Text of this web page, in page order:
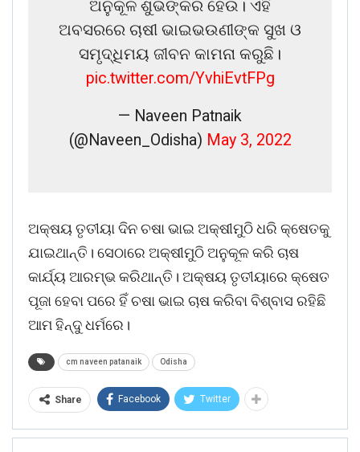
ଅନୁକୂଳ ଶୁଭଙ୍କର ହେଉ। ଏହି
ଅବସରରେ ଚାଷୀ ଭାଇଭଉଣୀଙ୍କ ସୁଖ ଓ
ସମୃଦ୍ଧିମୟ ଜୀବନ କାମନା କରୁଛି।
pic.twitter.com/YvhiEvtFPg
— Naveen Patnaik
(@Naveen_Odisha) May 3, 2022
ଅକ୍ଷୟ ତୃତୀୟା ଦିନ ଚଷା ଭାଇ ଅକ୍ଷୀମୁଠି ଧରି କ୍ଷେତକୁ
ଯାଇଥାନ୍ତି। ସେଠାରେ ଅକ୍ଷୀମୁଠି ଅନୁକୂଳ କରି ଚାଷ
କାର୍ଯ୍ୟ ଆରମ୍ଭ କରିଥାନ୍ତି। ଅକ୍ଷୟ ତୃତୀୟାରେ କ୍ଷେତ
ପୂଜା ହେବା ପରେ ହିଁ ଚଷା ଭାଇ ଚାଷ କରିବା ବିଶ୍ବାସ ରହିଛି
ଆମ ହିନ୍ଦୁ ଧର୍ମରେ।
cm naveen patanaik Odisha
Share Facebook Twitter